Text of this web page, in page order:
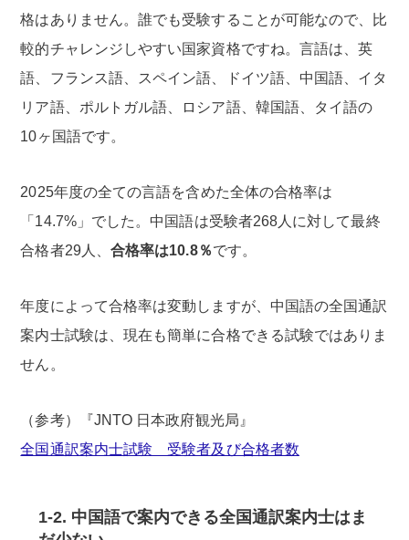
格はありません。誰でも受験することが可能なので、比
較的チャレンジしやすい国家資格ですね。言語は、英
語、フランス語、スペイン語、ドイツ語、中国語、イタ
リア語、ポルトガル語、ロシア語、韓国語、タイ語の
10ヶ国語です。
2025年度の全ての言語を含めた全体の合格率は
「14.7%」でした。中国語は受験者268人に対して最終
合格者29人、 合格率は10.8％です。
年度によって合格率は変動しますが、中国語の全国通訳
案内士試験は、現在も簡単に合格できる試験ではありま
せん。
（参考）『JNTO 日本政府観光局』
全国通訳案内士試験 受験者及び合格者数
1-2. 中国語で案内できる全国通訳案内士はま